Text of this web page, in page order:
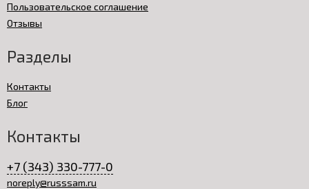
Пользовательское соглашение
Отзывы
Разделы
Контакты
Блог
Контакты
+7 (343) 330-777-0
noreply@russsam.ru